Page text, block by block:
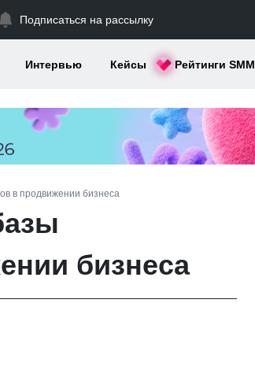
Подписаться на рассылку
Интервью Кейсы Рейтинги SMM
в продвижении бизнеса
бизнеса